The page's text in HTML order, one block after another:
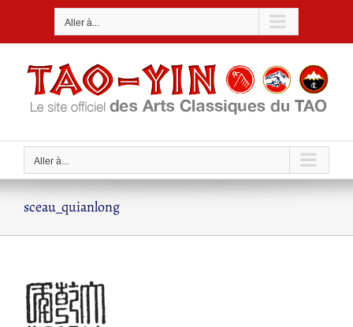
Aller à...
Aller à...
sceau_quianlong